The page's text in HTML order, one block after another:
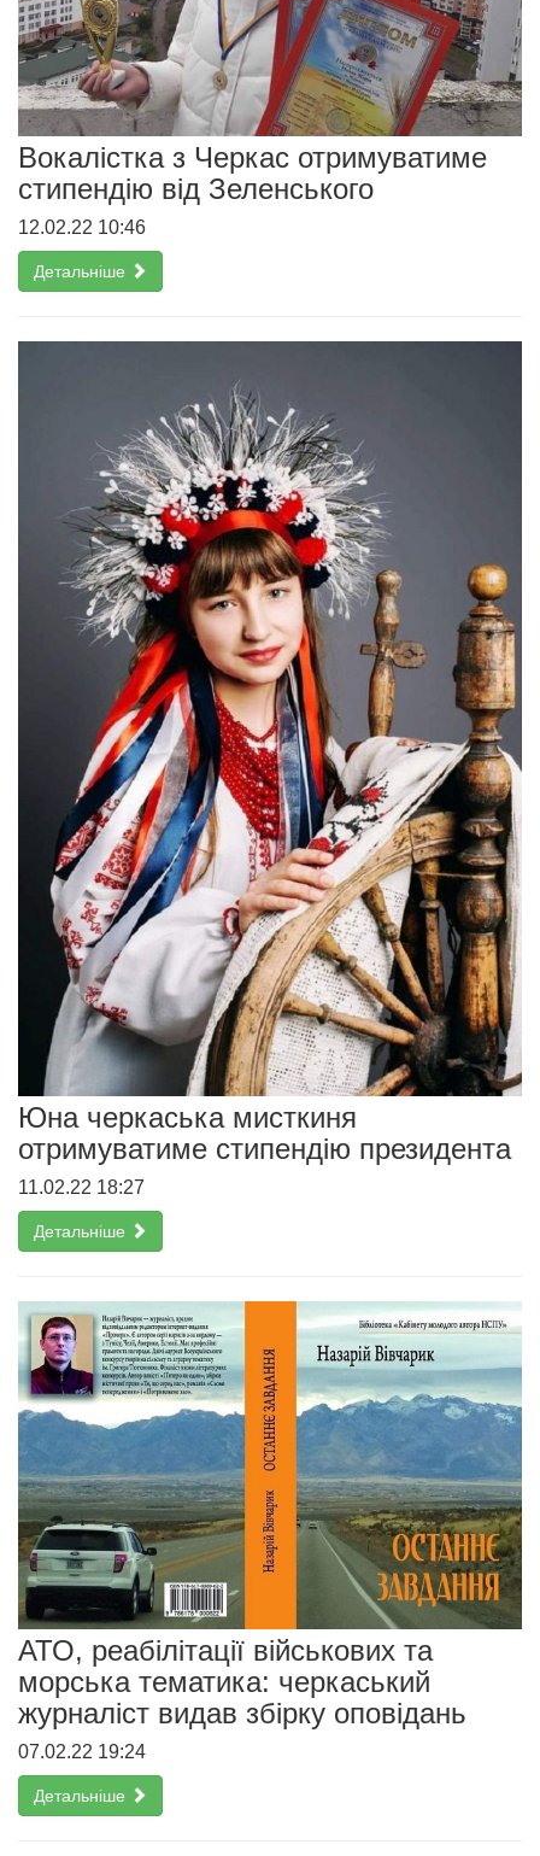
Вокалістка з Черкас отримуватиме
стипендію від Зеленського
12.02.22 10:46
Детальніше
Юна черкаська мисткиня
отримуватиме стипендію президента
11.02.22 18:27
Детальніше
АТО, реабілітації військових та
морська тематика: черкаський
журналіст видав збірку оповідань
07.02.22 19:24
Детальніше